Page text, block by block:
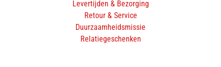
Levertijden & Bezorging
Retour & Service
Duurzaamheidsmissie
Relatiegeschenken